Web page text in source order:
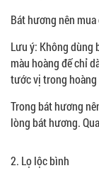
Bát hương nên
Lưu ý: Không dùng
màu hoàng đế chỉ
tước vị trong hoàng
Trong bát hương
lòng bát hương.
2. Lọ lộc bình